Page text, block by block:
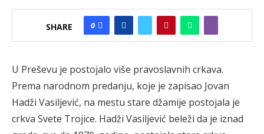
SHARE 0
U Preševu je postojalo više pravoslavnih crkava.
Prema narodnom predanju, koje je zapisao Jovan
Hadži Vasiljević, na mestu stare džamije postojala je
crkva Svete Trojice. Hadži Vasiljević beleži da je iznad